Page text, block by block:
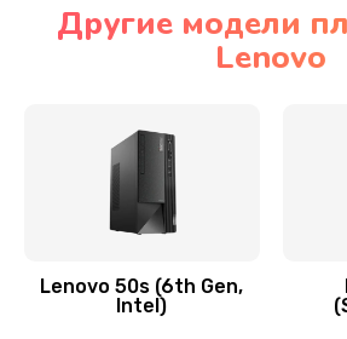
Замена разъема
Замена
Заказать
Другие модели
Lenovo
Lenovo 50s (6th Gen,
Intel)